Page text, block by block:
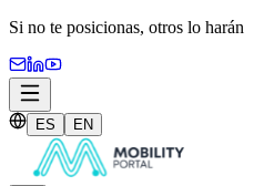
Si no te posicionas, otros lo harán
ES EN